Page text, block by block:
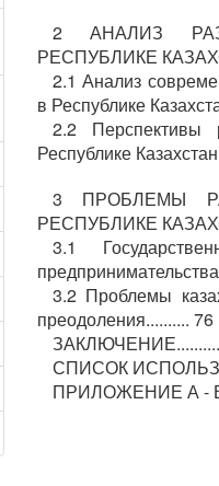
2 АНАЛИЗ
РЕСПУБЛИКЕ
2.1 Анализ
в Республике
2.2 Перспективы
Республике
3 ПРОБЛЕМЫ
РЕСПУБЛИКЕ
3.1
3.2 Проблемы
преодоления.......... 76
СПИСОК
ПРИЛОЖЕНИЕ А -